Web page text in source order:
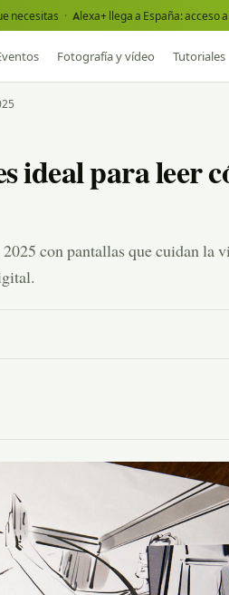
necesitas · Alexa+ llega a España: acceso
Fotografía y vídeo Tutoriales
ideal para leer
con pantallas que cuidan la